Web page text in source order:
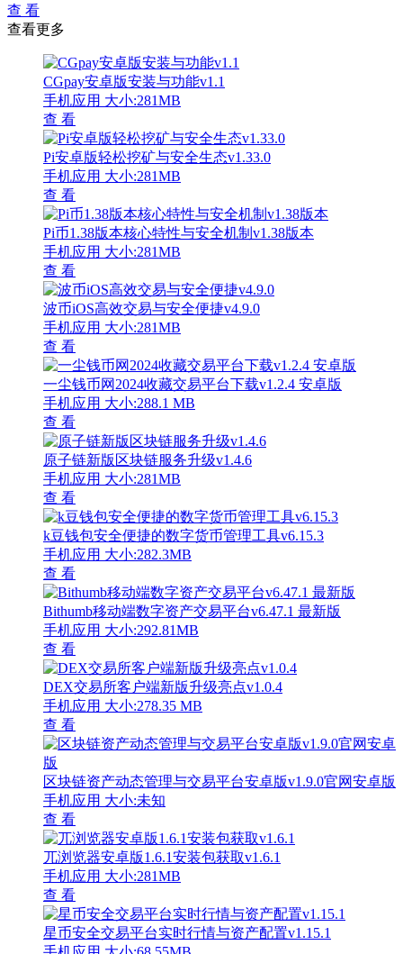
查 看
查看更多
CGpay安卓版安装与功能v1.1
手机应用 大小:281MB
查 看
Pi安卓版轻松挖矿与安全生态v1.33.0
手机应用 大小:281MB
查 看
Pi币1.38版本核心特性与安全机制v1.38版本
手机应用 大小:281MB
查 看
波币iOS高效交易与安全便捷v4.9.0
手机应用 大小:281MB
查 看
一尘钱币网2024收藏交易平台下载v1.2.4 安卓版
手机应用 大小:288.1 MB
查 看
原子链新版区块链服务升级v1.4.6
手机应用 大小:281MB
查 看
k豆钱包安全便捷的数字货币管理工具v6.15.3
手机应用 大小:282.3MB
查 看
Bithumb移动端数字资产交易平台v6.47.1 最新版
手机应用 大小:292.81MB
查 看
DEX交易所客户端新版升级亮点v1.0.4
手机应用 大小:278.35 MB
查 看
区块链资产动态管理与交易平台安卓版v1.9.0官网安卓版
手机应用 大小:未知
查 看
兀浏览器安卓版1.6.1安装包获取v1.6.1
手机应用 大小:281MB
查 看
星币安全交易平台实时行情与资产配置v1.15.1